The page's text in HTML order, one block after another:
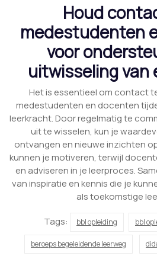
Houd
medestudenten
voor
uitwisseling van
Het is essentieel om contact
medestudenten en docenten
leerkracht. Door regelmatig te
uit te wisselen, kun je
ontvangen en nieuwe inzichten
kunnen je motiveren, terwijl
en adviseren in je leerproces.
van inspiratie en kennis die je
als toekomstige
Tags:
bbl opleiding bbl
beroeps begeleidende leerweg